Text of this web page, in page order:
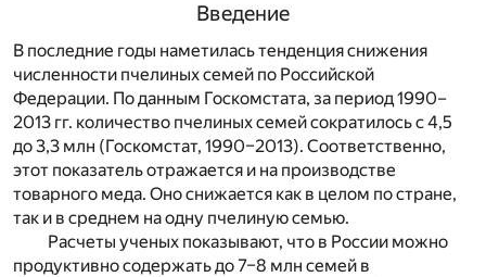
Введение
В последние годы наметилась тенденция снижения
численности пчелиных семей по Российской
Федерации. По данным Госкомстата, за период 1990–
2013 гг. количество пчелиных семей сократилось с 4,5
до 3,3 млн (Госкомстат, 1990–2013). Соответственно,
этот показатель отражается и на производстве
товарного меда. Оно снижается как в целом по стране,
так и в среднем на одну пчелиную семью.
Расчеты ученых показывают, что в России можно
продуктивно содержать до 7–8 млн семей в